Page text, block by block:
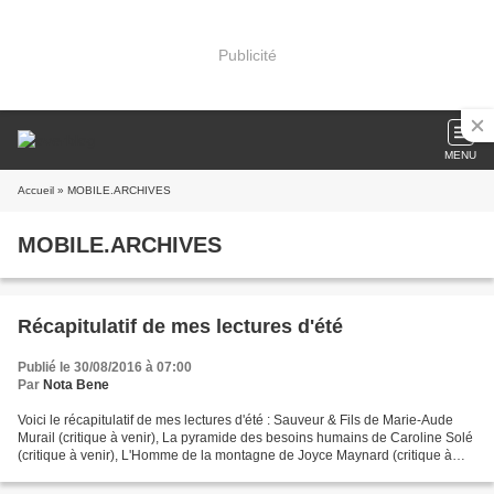
Publicité
MENU
Accueil » MOBILE.ARCHIVES
MOBILE.ARCHIVES
Récapitulatif de mes lectures d'été
Publié le 30/08/2016 à 07:00
Par Nota Bene
Voici le récapitulatif de mes lectures d'été : Sauveur & Fils de Marie-Aude
Murail (critique à venir), La pyramide des besoins humains de Caroline Solé
(critique à venir), L'Homme de la montagne de Joyce Maynard (critique à